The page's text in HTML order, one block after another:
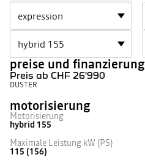
preise und finanzierung
Preis ab CHF 26'990
DUSTER
motorisierung
Motorisierung
hybrid 155
Maximale Leistung kW (PS)
115 (156)